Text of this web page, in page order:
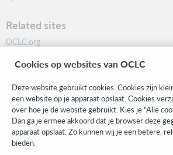
Related sites
OCLC.org
Community
Research
WebJunction
Developer Network
Stay in the know.
Cookies op websites van OCLC
Deze website gebruikt cookies. Cookies zijn
een website op je apparaat opslaat. Cookies
over hoe je de website gebruikt. Kies je "Alle
Dan ga je ermee akkoord dat je browser deze
apparaat opslaat. Zo kunnen wij je een betere,
bieden.